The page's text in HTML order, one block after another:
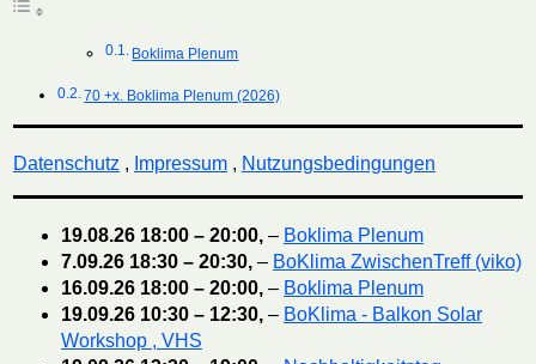
Boklima Plenum
70 +x. Boklima Plenum (2026)
Datenschutz , Impressum, Nutzungsbedingungen
19.08.26 18:00 – 20:00, – Boklima Plenum
7.09.26 18:30 – 20:30, – BoKlima ZwischenTreff (viko)
16.09.26 18:00 – 20:00, – Boklima Plenum
19.09.26 10:30 – 12:30, – BoKlima - Balkon Solar
Workshop , VHS